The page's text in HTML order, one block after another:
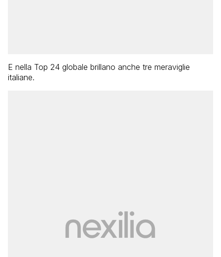
E nella Top 24 globale brillano anche tre meraviglie
italiane.